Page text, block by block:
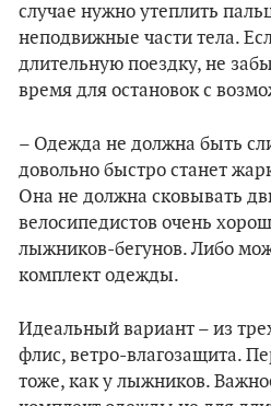
случае нужно утеплить
неподвижные части тела.
длительную поездку, не
время для остановок с
– Одежда не должна быть
довольно быстро станет
Она не должна сковывать
велосипедистов очень
лыжников-бегунов. Либо
комплект одежды.
Идеальный вариант – из
флис, ветро-влагозащита.
тоже, как у лыжников.